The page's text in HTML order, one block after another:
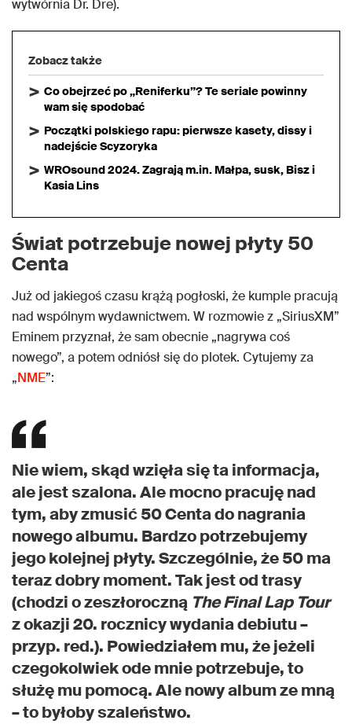
wytwórnia Dr. Dre).
Zobacz także
Co obejrzeć po „Reniferku”? Te seriale powinny
wam się spodobać
Początki polskiego rapu: pierwsze kasety, dissy i
nadejście Scyzoryka
WROsound 2024. Zagrają m.in. Małpa, susk, Bisz i
Kasia Lins
Świat potrzebuje nowej płyty 50
Centa
Już od jakiegoś czasu krążą pogłoski, że kumple pracują
nad wspólnym wydawnictwem. W rozmowie z „SiriusXM”
Eminem przyznał, że sam obecnie „nagrywa coś
nowego”, a potem odniósł się do plotek. Cytujemy za
„NME”:
Nie wiem, skąd wzięła się ta informacja,
ale jest szalona. Ale mocno pracuję nad
tym, aby zmusić 50 Centa do nagrania
nowego albumu. Bardzo potrzebujemy
jego kolejnej płyty. Szczególnie, że 50 ma
teraz dobry moment. Tak jest od trasy
(chodzi o zeszłoroczną The Final Lap Tour
z okazji 20. rocznicy wydania debiutu –
przyp. red.). Powiedziałem mu, że jeżeli
czegokolwiek ode mnie potrzebuje, to
służę mu pomocą. Ale nowy album ze mną
– to byłoby szaleństwo.